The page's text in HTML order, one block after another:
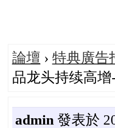
論壇 › 特典廣告
品龙头持续高增
admin 發表於